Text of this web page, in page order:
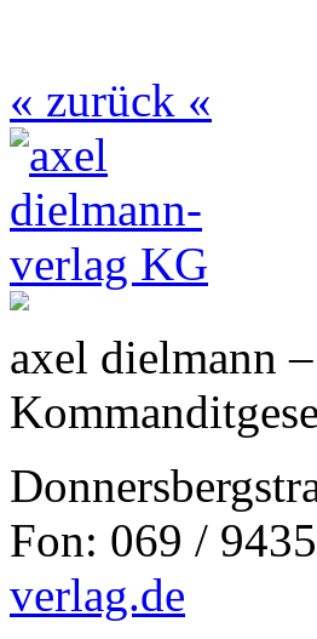
« zurück «
axel dielmann
Fon: 069 /
verlag.de